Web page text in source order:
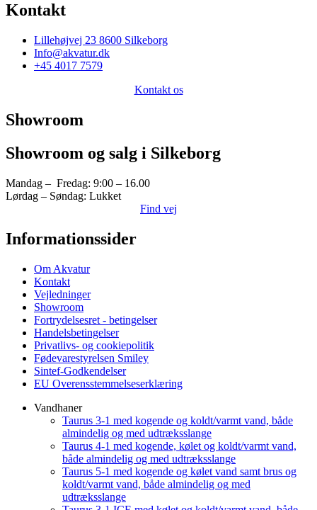
Kontakt
Lillehøjvej 23 8600 Silkeborg
Info@akvatur.dk
+45 4017 7579
Kontakt os
Showroom
Showroom og salg i Silkeborg
Mandag – Fredag: 9:00 – 16.00
Lørdag – Søndag: Lukket
Find vej
Informationssider
Om Akvatur
Kontakt
Vejledninger
Showroom
Fortrydelsesret - betingelser
Handelsbetingelser
Privatlivs- og cookiepolitik
Fødevarestyrelsen Smiley
Sintef-Godkendelser
EU Overensstemmelseserklæring
Vandhaner
Taurus 3-1 med kogende og koldt/varmt vand, både
almindelig og med udtræksslange
Taurus 4-1 med kogende, kølet og koldt/varmt vand,
både almindelig og med udtræksslange
Taurus 5-1 med kogende og kølet vand samt brus og
koldt/varmt vand, både almindelig og med
udtræksslange